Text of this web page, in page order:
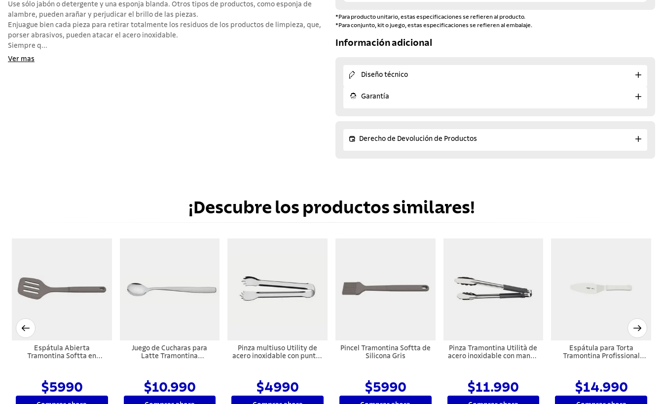
Use sólo jabón o detergente y una esponja blanda. Otros tipos de productos, como esponja de
alambre, pueden arañar y perjudicar el brillo de las piezas.
Enjuague bien cada pieza para retirar totalmente los residuos de los productos de limpieza, que,
porser abrasivos, pueden atacar el acero inoxidable.
Siempre q...
Ver mas
*Para producto unitario, estas especificaciones se refieren al producto.
*Para conjunto, kit o juego, estas especificaciones se refieren al embalaje.
Información adicional
Diseño técnico
Garantía
Derecho de Devolución de Productos
¡Descubre los productos similares!
Espátula Abierta
Tramontina Softta en
$5990
Juego de Cucharas para
Latte Tramontina
$10.990
Pinza multiuso Utility de
acero inoxidable con puntas
$4990
Pincel Tramontina Softta de
Silicona Gris
$5990
Pinza Tramontina Utilità de
acero inoxidable con mango
$11.990
Espátula para Torta
Tramontina Profissional
de Polipropileno Blanco
6x2,1/4"
$14.990